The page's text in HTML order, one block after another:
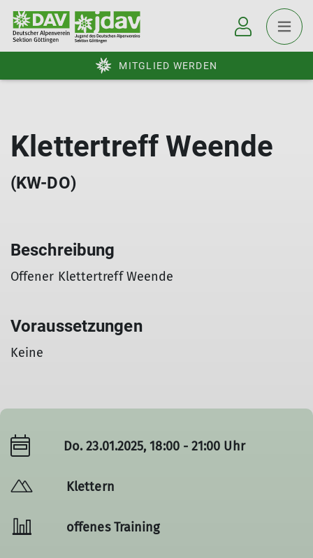
MITGLIED WERDEN
Klettertreff Weende
(KW-DO)
Beschreibung
Offener Klettertreff Weende
Voraussetzungen
Keine
Do. 23.01.2025, 18:00 - 21:00 Uhr
Klettern
offenes Training